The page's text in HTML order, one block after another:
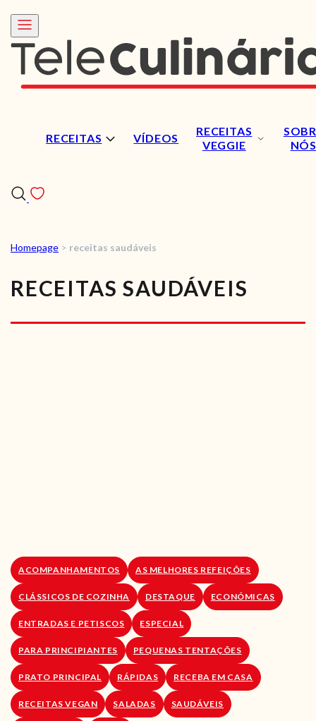
RECEITAS VÍDEOS
RECEITAS
VEGGIE
NÓS
RECEITAS
VÍDEOS
RECEITAS VEGGIE
Homepage > receitas saudáveis
RECEITAS SAUDÁVEIS
ACOMPANHAMENTOS AS MELHORES REFEIÇÕES
CLÁSSICOS DE COZINHA DESTAQUE ECONÓMICAS
ENTRADAS E PETISCOS ESPECIAL
PARA PRINCIPIANTES PEQUENAS TENTAÇÕES
PRATO PRINCIPAL RÁPIDAS RECEBA EM CASA
RECEITAS VEGAN SALADAS SAUDÁVEIS